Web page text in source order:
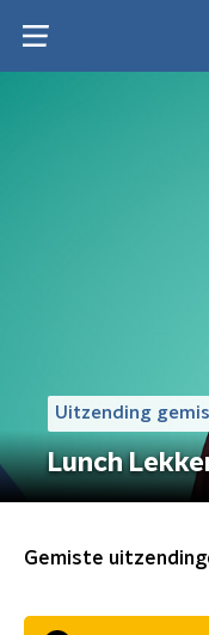
Uitzending
Lunch
Gemiste